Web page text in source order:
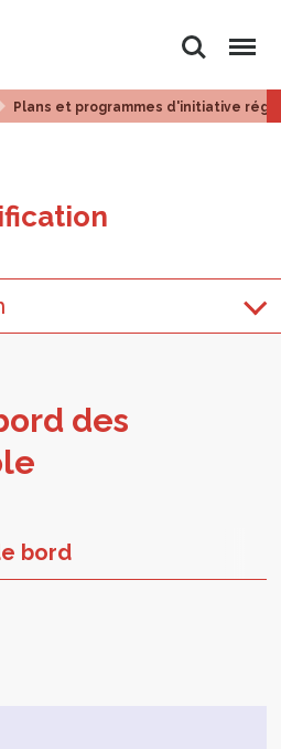
Rechercher
Menu
Plans et programmes d'initiative
des
bord